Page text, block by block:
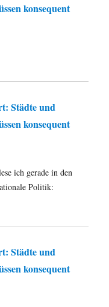
konsequent
Städte und
konsequent
ich gerade in den
Politik:
Städte und
konsequent